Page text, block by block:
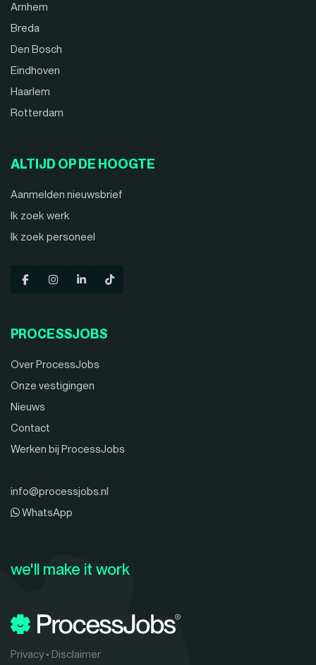
Arnhem
Breda
Den Bosch
Eindhoven
Haarlem
Rotterdam
ALTIJD OP DE HOOGTE
Aanmelden nieuwsbrief
Ik zoek werk
Ik zoek personeel
PROCESSJOBS
Over ProcessJobs
Onze vestigingen
Nieuws
Contact
Werken bij ProcessJobs
info@processjobs.nl
WhatsApp
Privacy• Disclaimer
we'll make it work